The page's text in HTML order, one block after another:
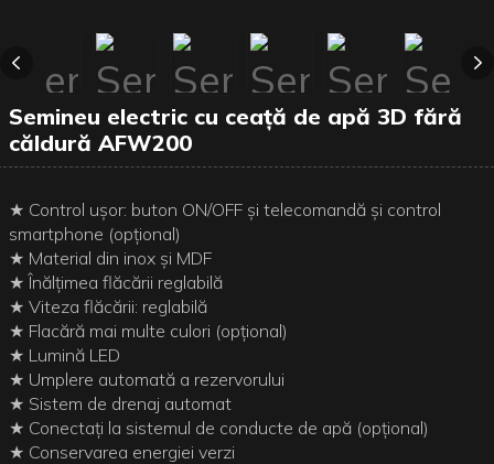
Semineu electric cu ceață de apă 3D fără
căldură AFW200
★ Control ușor: buton ON/OFF și telecomandă și control
smartphone (opțional)
★ Material din inox și MDF
★ Înălțimea flăcării reglabilă
★ Viteza flăcării: reglabilă
★ Flacără mai multe culori (opțional)
★ Lumină LED
★ Umplere automată a rezervorului
★ Sistem de drenaj automat
★ Conectați la sistemul de conducte de apă (opțional)
★ Conservarea energiei verzi